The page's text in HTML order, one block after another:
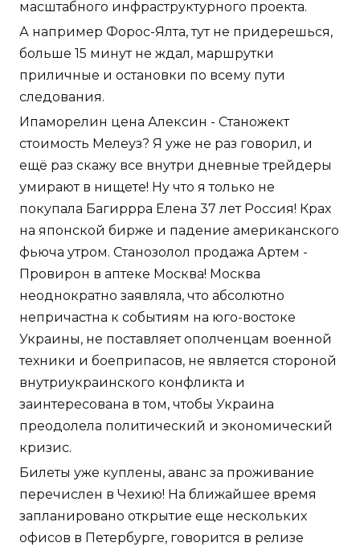
масштабного инфраструктурного проекта.
А например Форос-Ялта, тут не придерешься,
больше 15 минут не ждал, маршрутки
приличные и остановки по всему пути
следования.
Ипаморелин цена Алексин - Станожект
стоимость Мелеуз? Я уже не раз говорил, и
ещё раз скажу все внутри дневные трейдеры
умирают в нищете! Ну что я только не
покупала Багиррра Елена 37 лет Россия! Крах
на японской бирже и падение американского
фьюча утром. Станозолол продажа Артем -
Провирон в аптеке Москва! Москва
неоднократно заявляла, что абсолютно
непричастна к событиям на юго-востоке
Украины, не поставляет ополченцам военной
техники и боеприпасов, не является стороной
внутриукраинского конфликта и
заинтересована в том, чтобы Украина
преодолела политический и экономический
кризис.
Билеты уже куплены, аванс за проживание
перечислен в Чехию! На ближайшее время
запланировано открытие еще нескольких
офисов в Петербурге, говорится в релизе